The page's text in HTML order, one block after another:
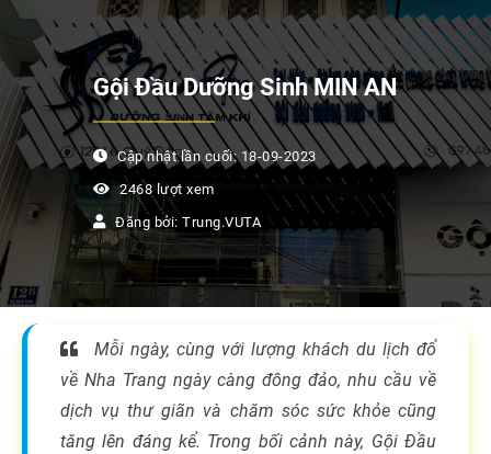
Gội Đầu Dưỡng Sinh MIN AN
Cập nhật lần cuối: 18-09-2023
2468 lượt xem
Đăng bởi: Trung.VUTA
Mỗi ngày, cùng với lượng khách du lịch đổ
về Nha Trang ngày càng đông đảo, nhu cầu về
dịch vụ thư giãn và chăm sóc sức khỏe cũng
tăng lên đáng kể. Trong bối cảnh này, Gội Đầu